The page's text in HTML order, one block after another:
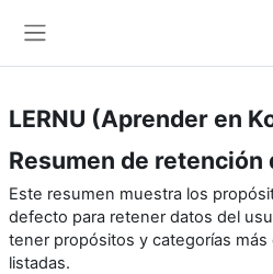
LERNU (Aprender en
Resumen de retención
Este resumen muestra los
defecto para retener datos del
tener propósitos y categorías
listadas.